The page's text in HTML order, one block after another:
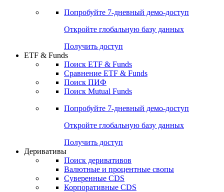
Попробуйте 7-дневный демо-доступ
Откройте глобальную базу данных
Получить доступ
ETF & Funds
Поиск ETF & Funds
Сравнение ETF & Funds
Поиск ПИФ
Поиск Mutual Funds
Попробуйте 7-дневный демо-доступ
Откройте глобальную базу данных
Получить доступ
Деривативы
Поиск деривативов
Валютные и процентные свопы
Суверенные CDS
Корпоративные CDS